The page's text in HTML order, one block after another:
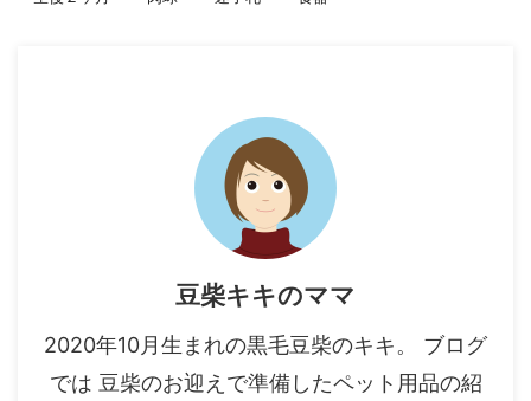
豆柴キキのママ
2020年10月生まれの黒毛豆柴のキキ。 ブログ
では 豆柴のお迎えで準備したペット用品の紹